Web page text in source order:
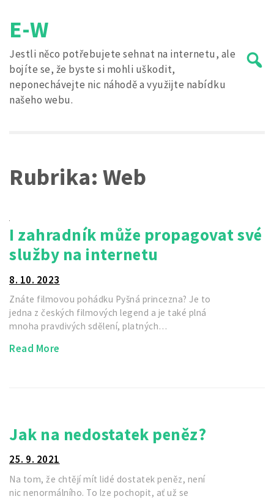
content
E-W
Jestli něco potřebujete sehnat na internetu, ale
bojíte se, že byste si mohli uškodit,
neponechávejte nic náhodě a využijte nabídku
našeho webu.
Rubrika: Web
I zahradník může propagovat své
služby na internetu
8. 10. 2023
Znáte filmovou pohádku Pyšná princezna? Je to
jedna z českých filmových legend a je také plná
mnoha pravdivých sdělení, platných…
Read More
Jak na nedostatek peněz?
25. 9. 2021
Na tom, že chtějí mít lidé dostatek peněz, není
nic nenormálního. To lze pochopit, ať už se